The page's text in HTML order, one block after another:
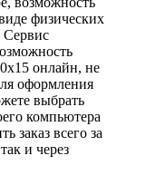
физических
Сервис
онлайн, не
оформления
выбрать
компьютера
заказ всего за
и через